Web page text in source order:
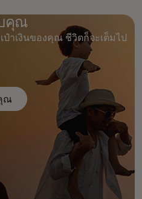
คุณ
าเงินของคุณ ชีวิตก็จะเต็มไป
ณ